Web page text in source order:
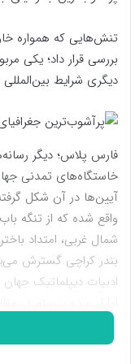
تنش‌هایی که همواره
بررسی قرار داد؛ یکی
دیگری شرایط
فارس پلاس؛ دیگر
خاستگاه‌های تمدنی
آیین‌ها در آن شکل
واقع شده که از تنگه
شمال‌ غربی، امتداد
بندر کراچی گسترش
ادبیات دیپلماتیک جهان